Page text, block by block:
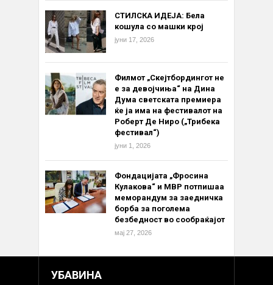
СТИЛСКА ИДЕЈА: Бела
кошула со машки крој
јуни 17, 2026
Филмот „Скејтбордингот не
е за девојчиња“ на Дина
Дума светската премиера
ќе ја има на фестивалот на
Роберт Де Ниро („Трибека
фестивал“)
јуни 1, 2026
Фондацијата „Фросина
Кулакова“ и МВР потпишаа
меморандум за заедничка
борба за поголема
безбедност во сообраќајот
мај 27, 2026
УБАВИНА